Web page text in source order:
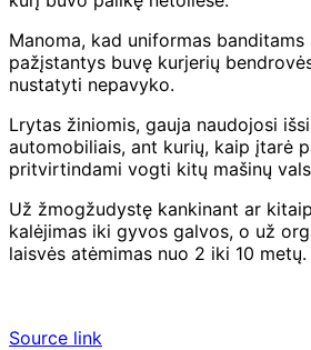
Manoma, kad uniformas
pažįstantys buvę kurjerių
nustatyti nepavyko.
Lrytas žiniomis, gauja naudojosi
automobiliais, ant kurių, kaip įtarė
pritvirtindami vogti kitų mašinų
Už žmogžudystę kankinant ar
kalėjimas iki gyvos galvos, o už
laisvės atėmimas nuo 2 iki 10 metų.
Source link